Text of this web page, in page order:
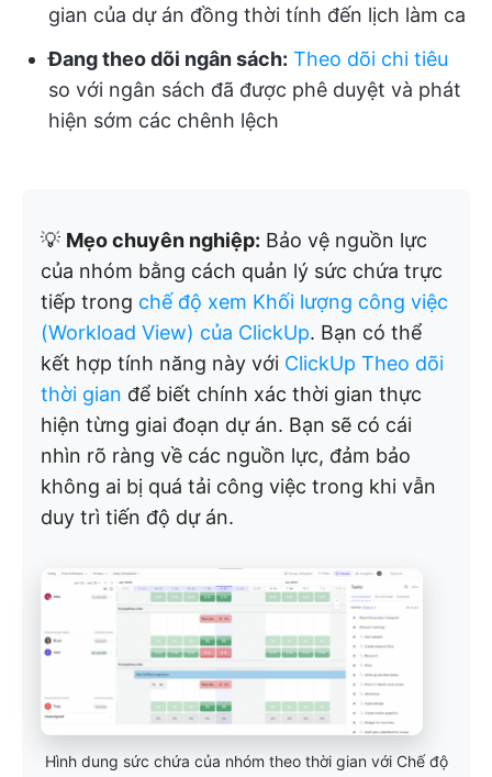
gian của dự án đồng thời tính đến lịch làm ca
Đang theo dõi ngân sách: Theo dõi chi tiêu
so với ngân sách đã được phê duyệt và phát
hiện sớm các chênh lệch
💡 Mẹo chuyên nghiệp: Bảo vệ nguồn lực
của nhóm bằng cách quản lý sức chứa trực
tiếp trong chế độ xem Khối lượng công việc
(Workload View) của ClickUp. Bạn có thể
kết hợp tính năng này với ClickUp Theo dõi
thời gian để biết chính xác thời gian thực
hiện từng giai đoạn dự án. Bạn sẽ có cái
nhìn rõ ràng về các nguồn lực, đảm bảo
không ai bị quá tải công việc trong khi vẫn
duy trì tiến độ dự án.
Hình dung sức chứa của nhóm theo thời gian với Chế độ